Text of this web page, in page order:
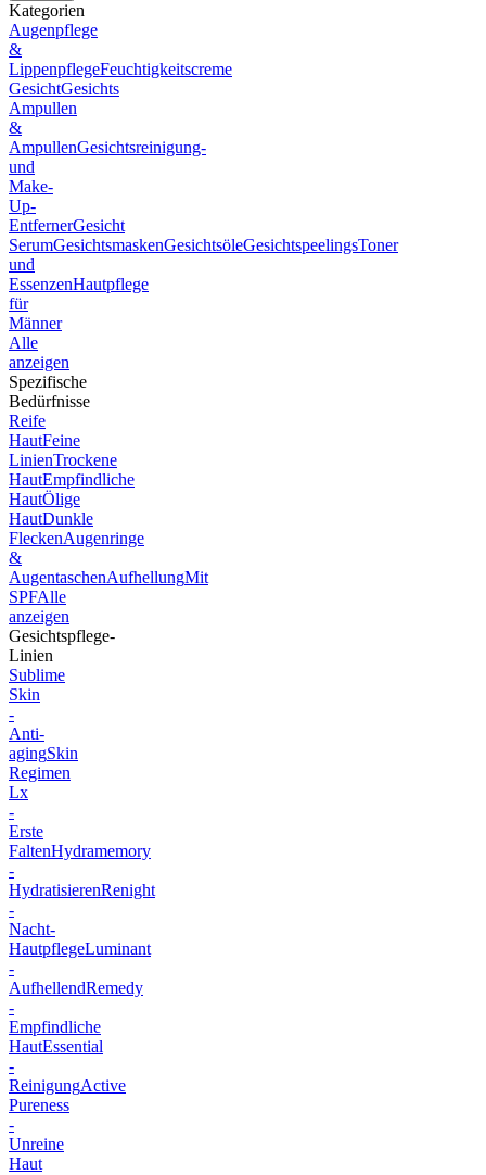
Kategorien
Augenpflege
&
LippenpflegeFeuchtigkeitscreme
GesichtGesichts
Ampullen
&
AmpullenGesichtsreinigung-
und
Make-
Up-
EntfernerGesicht
SerumGesichtsmaskenGesichtsöleGesichtspeelingsToner
und
EssenzenHautpflege
für
Männer
Alle
anzeigen
Spezifische
Bedürfnisse
Reife
HautFeine
LinienTrockene
HautEmpfindliche
HautÖlige
HautDunkle
FleckenAugenringe
&
AugentaschenAufhellungMit
SPFAlle
anzeigen
Gesichtspflege-
Linien
Sublime
Skin
-
Anti-
agingSkin
Regimen
Lx
-
Erste
FaltenHydramemory
-
HydratisierenRenight
-
Nacht-
HautpflegeLuminant
-
AufhellendRemedy
-
Empfindliche
HautEssential
-
ReinigungActive
Pureness
-
Unreine
Haut